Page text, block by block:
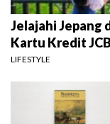
Jelajahi Jepang
Kartu Kredit
LIFESTYLE